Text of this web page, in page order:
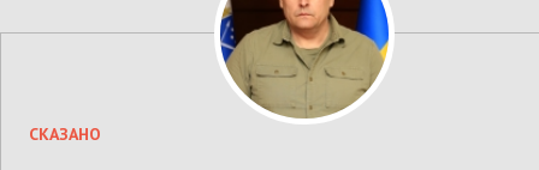
СКАЗАНО